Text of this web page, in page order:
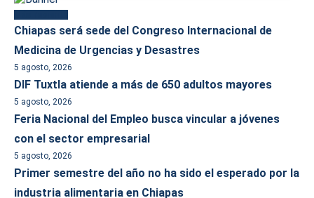
Chiapas será sede del Congreso Internacional de
Medicina de Urgencias y Desastres
5 agosto, 2026
DIF Tuxtla atiende a más de 650 adultos mayores
5 agosto, 2026
Feria Nacional del Empleo busca vincular a jóvenes
con el sector empresarial
5 agosto, 2026
Primer semestre del año no ha sido el esperado por la
industria alimentaria en Chiapas